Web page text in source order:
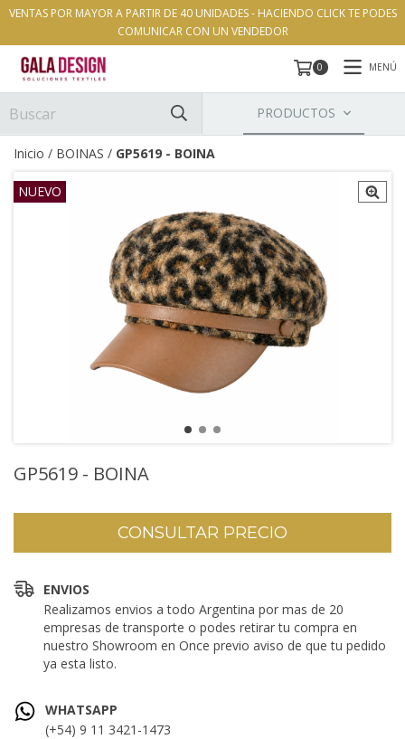
VENTAS POR MAYOR A PARTIR DE 40 UNIDADES - HACIENDO CLICK TE PODES
COMUNICAR CON UN VENDEDOR
0 MENÚ
PRODUCTOS
Inicio / BOINAS / GP5619 - BOINA
NUEVO
GP5619 - BOINA
ENVIOS
Realizamos envios a todo Argentina por mas de 20
empresas de transporte o podes retirar tu compra en
nuestro Showroom en Once previo aviso de que tu pedido
ya esta listo.
WHATSAPP
(+54) 9 11 3421-1473